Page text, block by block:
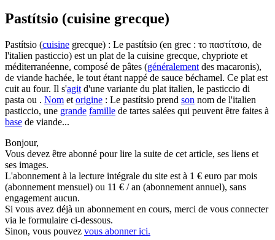
Pastítsio (cuisine grecque)
Pastítsio (cuisine grecque) : Le pastítsio (en grec : το παστίτσιο, de
l'italien pasticcio) est un plat de la cuisine grecque, chypriote et
méditerranéenne, composé de pâtes (généralement des macaronis),
de viande hachée, le tout étant nappé de sauce béchamel. Ce plat est
cuit au four. Il s'agit d'une variante du plat italien, le pasticcio di
pasta ou . Nom et origine : Le pastítsio prend son nom de l'italien
pasticcio, une grande famille de tartes salées qui peuvent être faites à
base de viande...
Bonjour,
Vous devez être abonné pour lire la suite de cet article, ses liens et
ses images.
L'abonnement à la lecture intégrale du site est à 1 € euro par mois
(abonnement mensuel) ou 11 € / an (abonnement annuel), sans
engagement aucun.
Si vous avez déjà un abonnement en cours, merci de vous connecter
via le formulaire ci-dessous.
Sinon, vous pouvez vous abonner ici.